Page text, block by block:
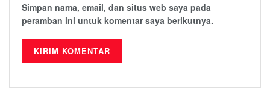
Simpan nama, email, dan situs web saya pada
peramban ini untuk komentar saya berikutnya.